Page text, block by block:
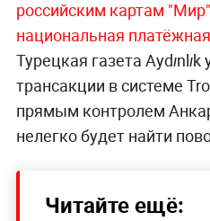
российским картам
национальная
Турецкая газета
трансакции в системе
прямым контролем
нелегко будет найти
Читайте ещё: